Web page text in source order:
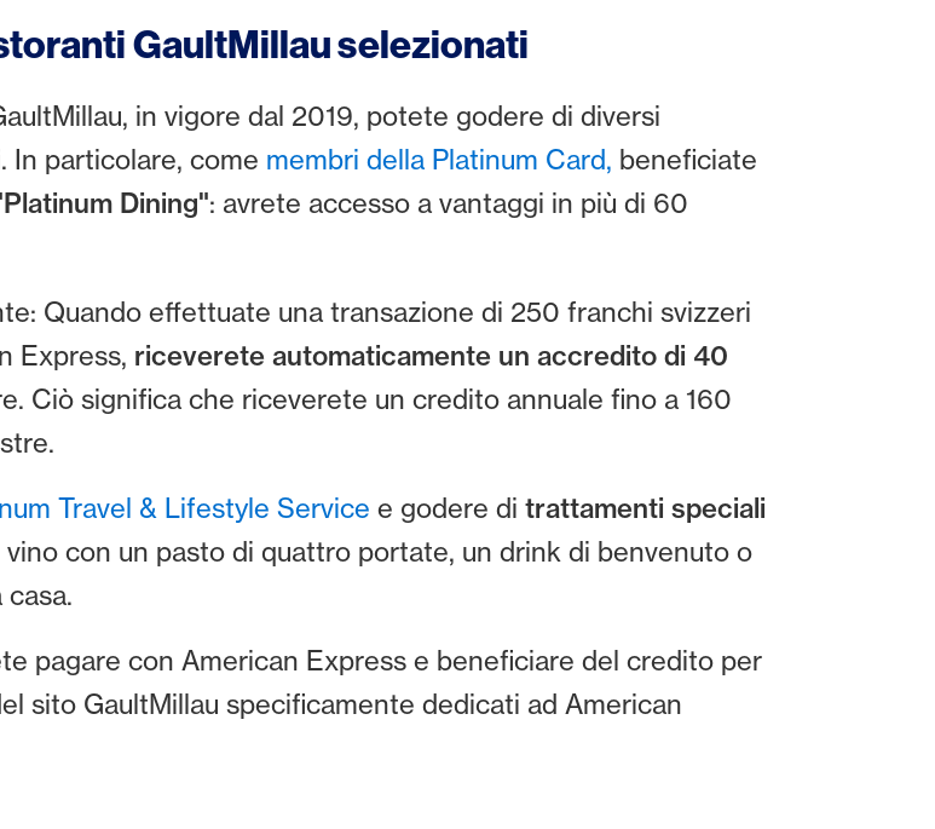
GaultMillau selezionati
in vigore dal 2019, potete godere di diversi
In particolare, come membri della Platinum Card, beneficiate
Dining": avrete accesso a vantaggi in più di 60
Quando effettuate una transazione di 250 franchi svizzeri
Express, riceverete automaticamente un accredito di 40
Ciò significa che riceverete un credito annuale fino a 160
Travel & Lifestyle Service e godere di trattamenti speciali
con un pasto di quattro portate, un drink di benvenuto o
pagare con American Express e beneficiare del credito per
sito GaultMillau specificamente dedicati ad American